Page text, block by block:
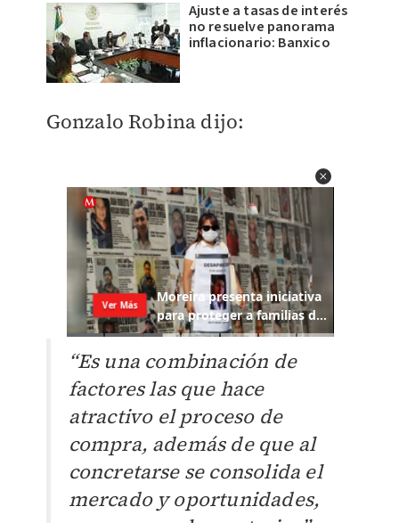
Ajuste a tasas de interés
no resuelve panorama
inflacionario: Banxico
Gonzalo Robina dijo:
“Es una combinación de
factores las que hace
atractivo el proceso de
compra, además de que al
concretarse se consolida el
mercado y oportunidades,